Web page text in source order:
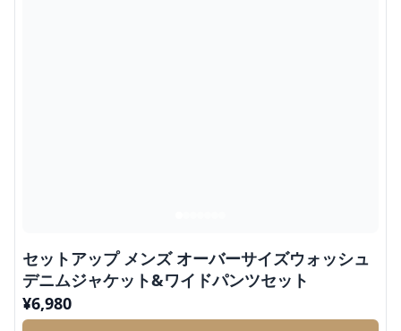
セットアップ メンズ オーバーサイズウォッシュ
デニムジャケット&ワイドパンツセット
¥6,980